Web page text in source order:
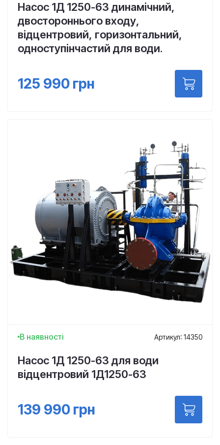
Насос 1Д 1250-63 динамічний,
двостороннього входу,
відцентровий, горизонтальний,
одноступінчастий для води.
125 990 грн
В наявності Артикул: 14350
Насос 1Д 1250-63 для води
відцентровий 1Д1250-63
139 990 грн